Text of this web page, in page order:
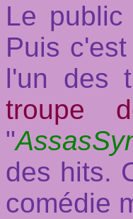
Le public
Puis c'est
l'un des
troupe
"
des hits.
comédie